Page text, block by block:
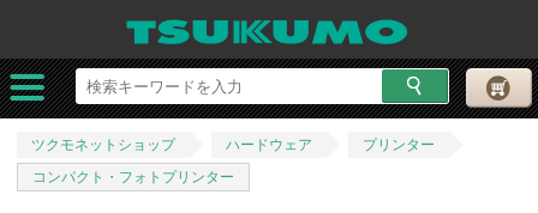
ツクモネットショップ ハードウェア
プリンター
コンパクト・フォトプリンター